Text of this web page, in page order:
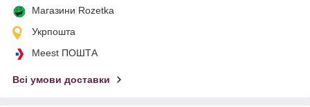
Магазини Rozetka
Укрпошта
Meest ПОШТА
Всі умови доставки